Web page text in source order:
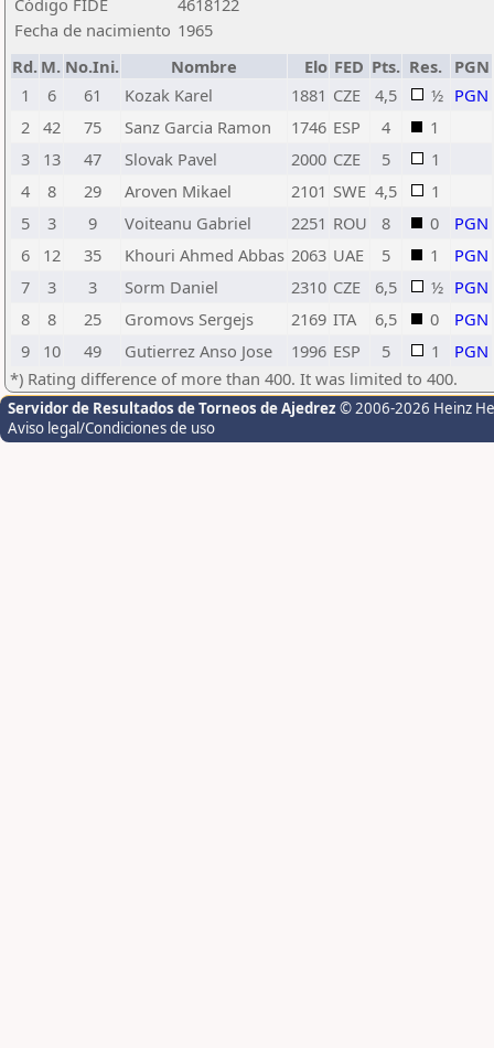
Código FIDE
4618122
Fecha de nacimiento 1965
Rd. M. No.Ini. Nombre Elo FED Pts. Res. PGN
1
6 61 Kozak Karel 1881 CZE 4,5 ½ PGN
2 42 75 Sanz Garcia Ramon 1746 ESP 4
1
3
13 47 Slovak Pavel 2000 CZE 5
1
4
8 29 Aroven Mikael 2101 SWE 4,5
1
5
3 9 Voiteanu Gabriel 2251 ROU 8 0
PGN
6
12 35 Khouri Ahmed Abbas 2063 UAE 5 1
PGN
7
3 3 Sorm Daniel 2310 CZE 6,5 ½ PGN
8
8 25 Gromovs Sergejs 2169 ITA 6,5 0
PGN
9
10 49 Gutierrez Anso Jose 1996 ESP 5 1
PGN
*) Rating difference of more than 400. It was limited to 400.
Servidor de Resultados de Torneos de Ajedrez © 2006-2026 Heinz
Aviso legal/Condiciones de uso